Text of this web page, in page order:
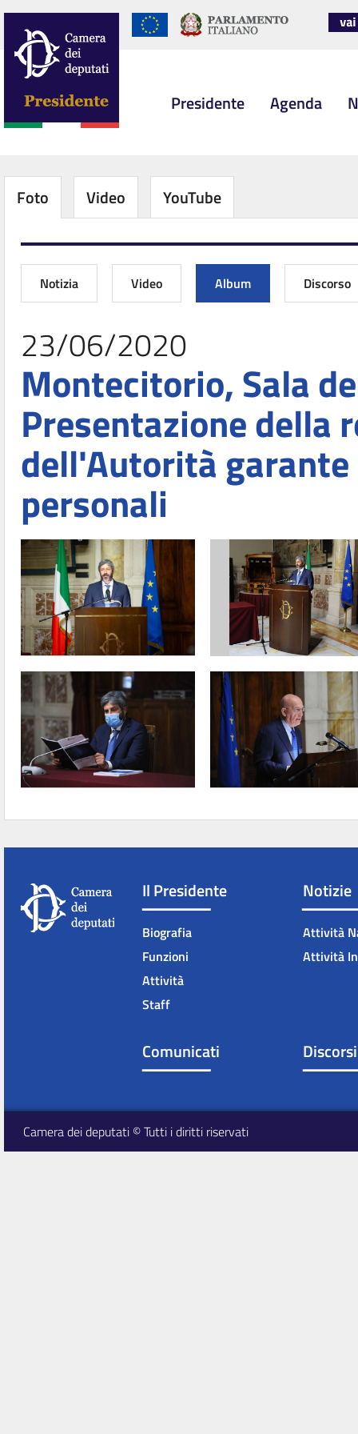
Presidente Agenda
Foto Video YouTube
Notizia Video Album Discorso
23/06/2020
Montecitorio, Sala
Presentazione della
dell'Autorità
personali
Il Presidente
Biografia
Funzioni
Attività
Staff
Notizie
Attività
Attività
Comunicati Discorsi
Camera dei deputati © Tutti i diritti riservati